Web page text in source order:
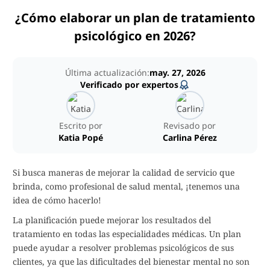
¿Cómo elaborar un plan de tratamiento
psicológico en 2026?
Escrito por
Katia Popé
Revisado por
Carlina Pérez
Última actualización:may. 27, 2026
Verificado por expertos
Si busca maneras de mejorar la calidad de servicio que
brinda, como profesional de salud mental, ¡tenemos una
idea de cómo hacerlo!
La planificación puede mejorar los resultados del
tratamiento en todas las especialidades médicas. Un plan
puede ayudar a resolver problemas psicológicos de sus
clientes, ya que las dificultades del bienestar mental no son